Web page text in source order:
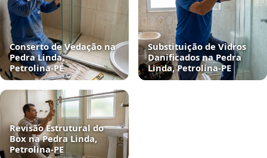
Conserto de Vedação na
Pedra Linda,
Petrolina‑PE
Substituição de Vidros
Danificados na Pedra
Linda, Petrolina‑PE
Revisão Estrutural do
Box na Pedra Linda,
Petrolina‑PE